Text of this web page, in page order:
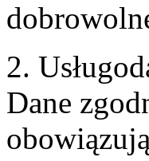
2.
Dane